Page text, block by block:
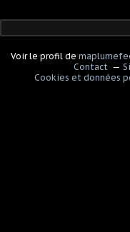
Voir le profil de
Contact
Cookies et données